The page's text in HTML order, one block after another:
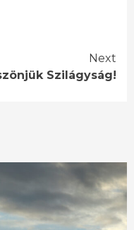
Next
Szilágyság!